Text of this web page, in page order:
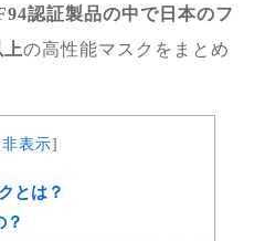
認証製品の中で日本のフ
の高性能マスクをまとめ
非表示]
とは？
？